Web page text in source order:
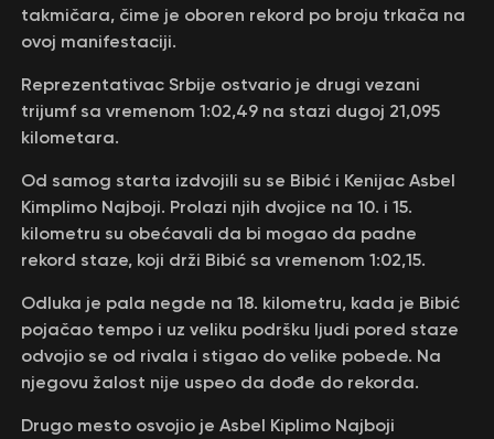
takmičara, čime je oboren rekord po broju trkača na
ovoj manifestaciji.
Reprezentativac Srbije ostvario je drugi vezani
trijumf sa vremenom 1:02,49 na stazi dugoj 21,095
kilometara.
Od samog starta izdvojili su se Bibić i Kenijac Asbel
Kimplimo Najboji. Prolazi njih dvojice na 10. i 15.
kilometru su obećavali da bi mogao da padne
rekord staze, koji drži Bibić sa vremenom 1:02,15.
Odluka je pala negde na 18. kilometru, kada je Bibić
pojačao tempo i uz veliku podršku ljudi pored staze
odvojio se od rivala i stigao do velike pobede. Na
njegovu žalost nije uspeo da dođe do rekorda.
Drugo mesto osvojio je Asbel Kiplimo Najboji